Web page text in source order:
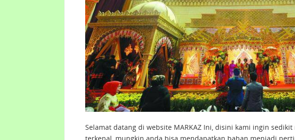
Selamat datang di website MARKAZ Ini, disini kami ingin